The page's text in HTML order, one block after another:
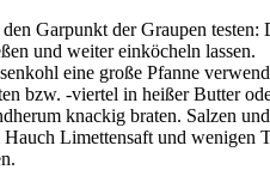
Garpunkt der Graupen
und weiter einköcheln lassen.
eine große Pfanne
bzw. -viertel in heißer Butter
knackig braten. Salzen
Limettensaft und wenigen